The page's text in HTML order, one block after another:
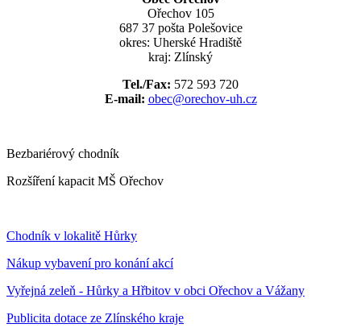
Ořechov 105
687 37 pošta Polešovice
okres: Uherské Hradiště
kraj: Zlínský
Tel./Fax: 572 593 720
E-mail: obec@orechov-uh.cz
Bezbariérový chodník
Rozšíření kapacit MŠ Ořechov
Chodník v lokalitě Hůrky
Nákup vybavení pro konání akcí
Vyřejná zeleň - Hůrky a Hřbitov v obci Ořechov a Vážany
Publicita dotace ze Zlínského kraje